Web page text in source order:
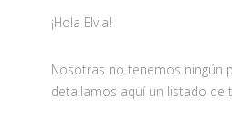
¡Hola Elvia!
Nosotras no tenemos ningún
detallamos aquí un listado de